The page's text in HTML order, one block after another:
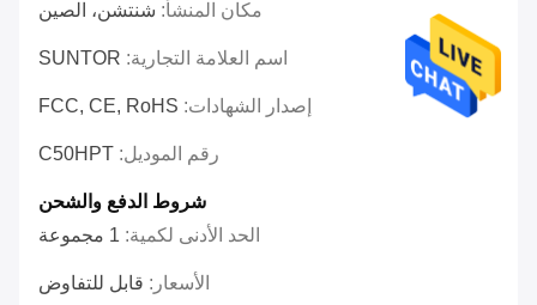
مكان المنشأ: شنتشن، الصين
اسم العلامة التجارية: SUNTOR
إصدار الشهادات: FCC, CE, RoHS
رقم الموديل: C50HPT
شروط الدفع والشحن
الحد الأدنى لكمية: 1 مجموعة
الأسعار: قابل للتفاوض